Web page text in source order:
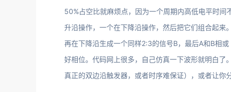
50%占空比就麻烦点，因为一个周期内高低电平时
升沿操作，一个在下降沿操作，然后把它们组合起来
再在下降沿生成一个同样2:3的信号B，最后A和B相
好相位。代码网上很多，自己仿真一下波形就明白
真正的双边沿触发器，或者时序难保证），或者让你